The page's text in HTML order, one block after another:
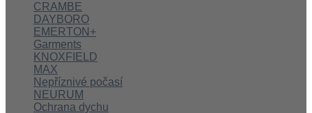
CRAMBE
DAYBORO
EMERTON+
Garments
KNOXFIELD
MAX
Nepříznivé počasí
NEURUM
Ochrana dychu